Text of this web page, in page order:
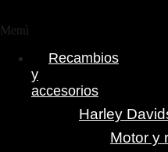
Menú
Recambios
y
accesorios
Harley
Motor y